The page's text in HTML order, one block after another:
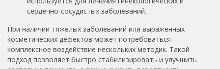
сердечно-сосудистых заболеваний.
При наличии тяжелых заболеваний или выраженных
косметических дефектов может потребоваться
комплексное воздействие нескольких методик. Такой
подход позволяет быстро стабилизировать и улучшить